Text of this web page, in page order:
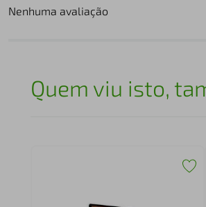
Nenhuma avaliação
Quem viu isto,